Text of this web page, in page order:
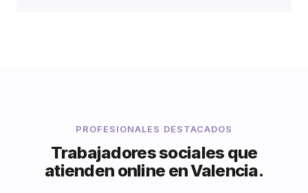
PROFESIONALES DESTACADOS
Trabajadores sociales que
atienden online en Valencia.